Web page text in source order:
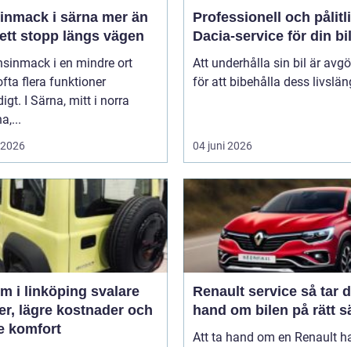
i särna mer än
stopp längs vägen
i en mindre ort
flera funktioner
I Särna, mitt i norra
Professionell och
Dacia-service för din bil
Att underhålla sin bil är
för att bibehålla dess
04 juni 2026
linköping svalare
lägre kostnader och
komfort
Renault service så tar du
hand om bilen på rätt
Att ta hand om en Renault